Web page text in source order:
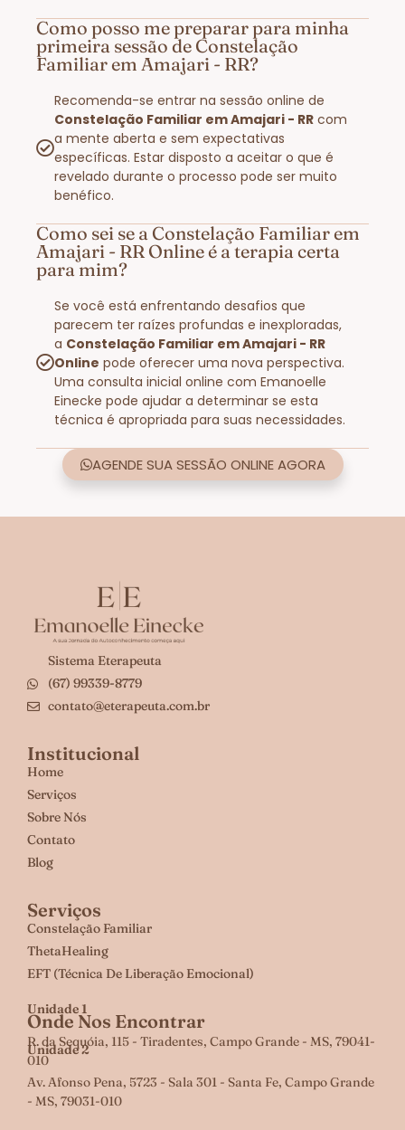
Como posso me preparar para minha
primeira sessão de Constelação
Familiar em Amajari - RR?
Recomenda-se entrar na sessão online de
Constelação Familiar em Amajari - RR com
a mente aberta e sem expectativas
específicas. Estar disposto a aceitar o que é
revelado durante o processo pode ser muito
benéfico.
Como sei se a Constelação Familiar em
Amajari - RR Online é a terapia certa
para mim?
Se você está enfrentando desafios que
parecem ter raízes profundas e inexploradas,
a Constelação Familiar em Amajari - RR
Online pode oferecer uma nova perspectiva.
Uma consulta inicial online com Emanoelle
Einecke pode ajudar a determinar se esta
técnica é apropriada para suas necessidades.
AGENDE SUA SESSÃO ONLINE AGORA
Sistema Eterapeuta
(67) 99339-8779
contato@eterapeuta.com.br
Institucional
Home
Serviços
Sobre Nós
Contato
Blog
Serviços
Constelação Familiar
ThetaHealing
EFT (Técnica De Liberação Emocional)
Onde Nos Encontrar
Unidade 1
R. da Sequóia, 115 - Tiradentes, Campo Grande - MS, 79041-
010
Unidade 2
Av. Afonso Pena, 5723 - Sala 301 - Santa Fe, Campo Grande
- MS, 79031-010